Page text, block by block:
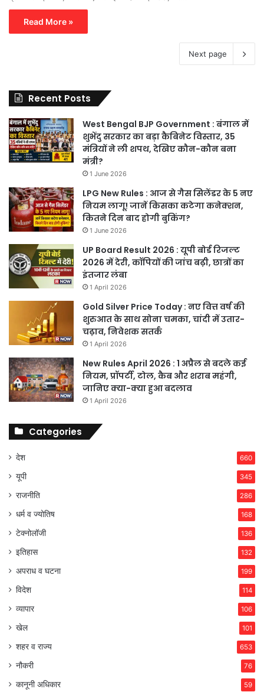
Read More »
Next page
Recent Posts
West Bengal BJP Government : बंगाल में
शुभेंदु सरकार का बड़ा कैबिनेट विस्तार, 35
मंत्रियों ने ली शपथ, देखिए कौन-कौन बना
मंत्री?
1 June 2026
LPG New Rules : आज से गैस सिलेंडर के 5 नए
नियम लागू! जानें किसका कटेगा कनेक्शन,
कितने दिन बाद होगी बुकिंग?
1 June 2026
UP Board Result 2026 : यूपी बोर्ड रिजल्ट
2026 में देरी, कॉपियों की जांच बढ़ी, छात्रों का
इंतजार लंबा
1 April 2026
Gold Silver Price Today : नए वित्त वर्ष की
शुरुआत के साथ सोना चमका, चांदी में उतार-
चढ़ाव, निवेशक सतर्क
1 April 2026
New Rules April 2026 : 1 अप्रैल से बदले कई
नियम, प्रॉपर्टी, टोल, कैब और शराब महंगी,
जानिए क्या-क्या हुआ बदलाव
1 April 2026
Categories
देश 660
यूपी 345
राजनीति 286
धर्म व ज्योतिष 168
टेक्नोलॉजी 136
इतिहास 132
अपराध व घटना 199
विदेश 114
व्यापार 106
खेल 101
शहर व राज्य 653
नौकरी 76
कानूनी अधिकार 59